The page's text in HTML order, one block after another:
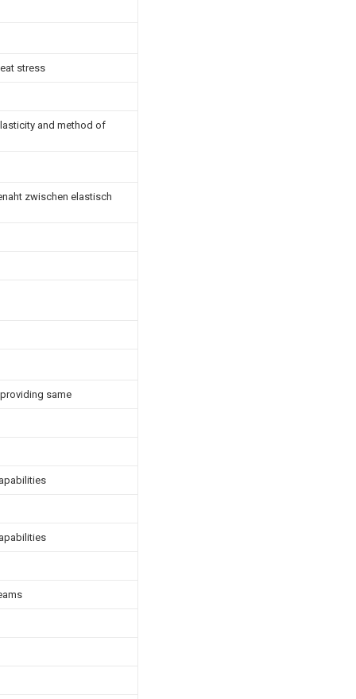
stress
and method of
zwischen elastisch
same